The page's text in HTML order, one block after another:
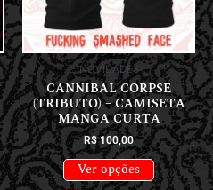
NOVIDADES
CANNIBAL CORPSE
(TRIBUTO) – CAMISETA
MANGA CURTA
R$100,00
Ver opções